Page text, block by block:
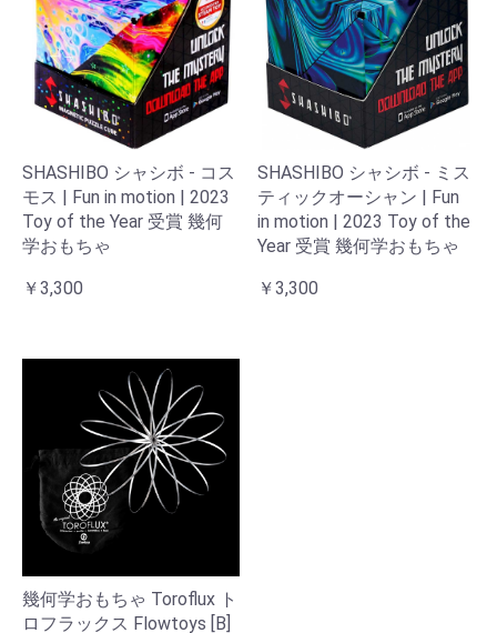
SHASHIBO シャシボ - コス
モス | Fun in motion | 2023
Toy of the Year 受賞 幾何
学おもちゃ
￥3,300
SHASHIBO シャシボ - ミス
ティックオーシャン | Fun
in motion | 2023 Toy of the
Year 受賞 幾何学おもちゃ
￥3,300
幾何学おもちゃ Toroflux ト
ロフラックス Flowtoys [B]